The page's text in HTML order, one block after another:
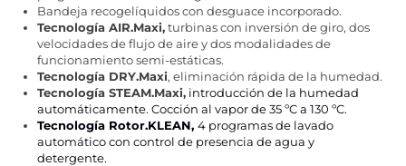
Bandeja recogelíquidos con desguace incorporado.
Tecnología AIR.Maxi,turbinas con inversión de giro, dos
velocidades de flujo de aire y dos modalidades de
funcionamiento semi-estáticas.
Tecnología DRY.Maxi, eliminación rápida de la humedad.
Tecnología STEAM.Maxi, introducción de la humedad
automáticamente. Cocción al vapor de 35 ºC a 130 ºC.
Tecnología Rotor.KLEAN, 4 programas de lavado
automático con control de presencia de agua y
detergente.